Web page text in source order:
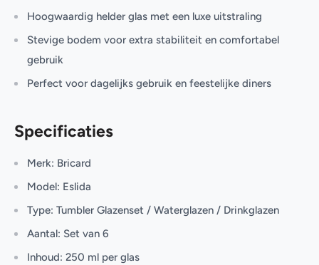
Hoogwaardig helder glas met een luxe uitstraling
Stevige bodem voor extra stabiliteit en comfortabel
gebruik
Perfect voor dagelijks gebruik en feestelijke diners
Specificaties
Merk: Bricard
Model: Eslida
Type: Tumbler Glazenset / Waterglazen / Drinkglazen
Aantal: Set van 6
Inhoud: 250 ml per glas